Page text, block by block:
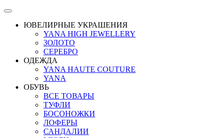
ЮВЕЛИРНЫЕ УКРАШЕНИЯ
YANA HIGH JEWELLERY
ЗОЛОТО
СЕРЕБРО
ОДЕЖДА
YANA HAUTE COUTURE
YANA
ОБУВЬ
ВСЕ ТОВАРЫ
ТУФЛИ
БОСОНОЖКИ
ЛОФЕРЫ
САНДАЛИИ